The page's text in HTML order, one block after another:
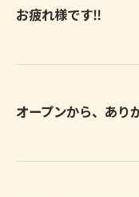
お疲れ様です‼️
オープンから、あり